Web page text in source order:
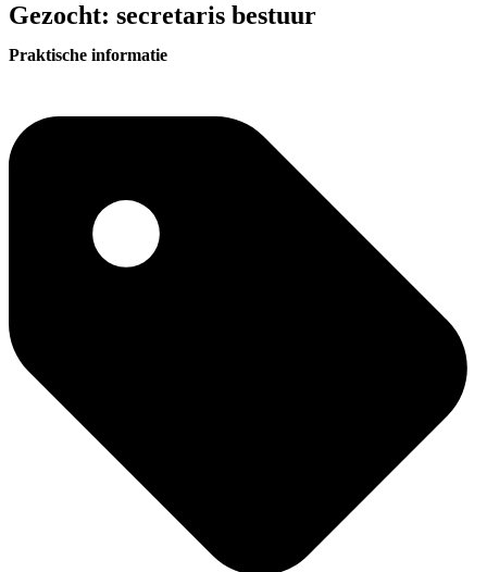
Gezocht: secretaris bestuur
Praktische informatie